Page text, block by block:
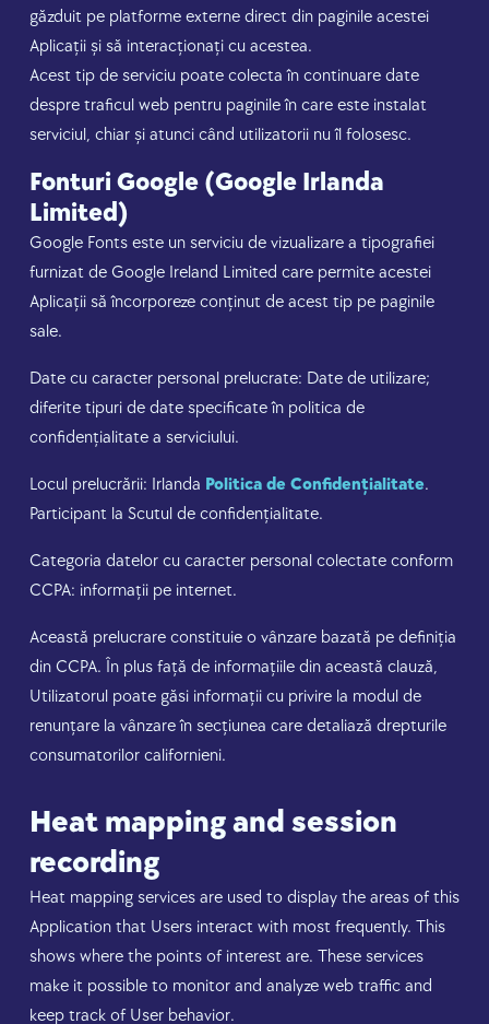
găzduit pe platforme externe direct din paginile acestei
Aplicații și să interacționați cu acestea.
Acest tip de serviciu poate colecta în continuare date
despre traficul web pentru paginile în care este instalat
serviciul, chiar și atunci când utilizatorii nu îl folosesc.
Fonturi Google (Google Irlanda
Limited)
Google Fonts este un serviciu de vizualizare a tipografiei
furnizat de Google Ireland Limited care permite acestei
Aplicații să încorporeze conținut de acest tip pe paginile
sale.
Date cu caracter personal prelucrate: Date de utilizare;
diferite tipuri de date specificate în politica de
confidențialitate a serviciului.
Locul prelucrării: Irlanda Politica de Confidențialitate.
Participant la Scutul de confidențialitate.
Categoria datelor cu caracter personal colectate conform
CCPA: informații pe internet.
Această prelucrare constituie o vânzare bazată pe definiția
din CCPA. În plus față de informațiile din această clauză,
Utilizatorul poate găsi informații cu privire la modul de
renunțare la vânzare în secțiunea care detaliază drepturile
consumatorilor californieni.
Heat mapping and session
recording
Heat mapping services are used to display the areas of this
Application that Users interact with most frequently. This
shows where the points of interest are. These services
make it possible to monitor and analyze web traffic and
keep track of User behavior.